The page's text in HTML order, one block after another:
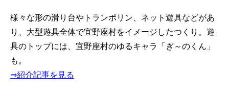
様々な形の滑り台やトランポリン、ネット遊具などがあ
り、大型遊具全体で宜野座村をイメージしたつくり。遊
具のトップには、宜野座村のゆるキャラ「ぎ～のくん」
も。
⇒紹介記事を見る